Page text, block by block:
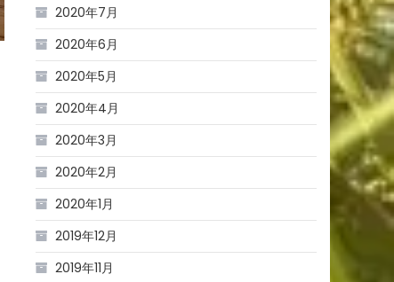
2020年7月
2020年6月
2020年5月
2020年4月
2020年3月
2020年2月
2020年1月
2019年12月
2019年11月